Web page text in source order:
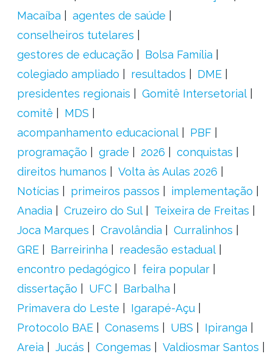
Macaíba
agentes de saúde
conselheiros tutelares
gestores de educação
Bolsa Família
colegiado ampliado
resultados
DME
presidentes regionais
Gomitê Intersetorial
comitê
MDS
acompanhamento educacional
PBF
programação
grade 2026
conquistas
direitos humanos
Volta às Aulas 2026
Notícias
primeiros passos
implementação
Anadia
Cruzeiro do Sul
Teixeira de Freitas
Joca Marques
Cravolândia
Curralinhos
GRE
Barreirinha
readesão estadual
encontro pedagógico
feira popular
dissertação
UFC
Barbalha
Primavera do Leste
Igarapé-Açu
Protocolo BAE
Conasems UBS
Ipiranga
Areia
Jucás Congemas
Valdiosmar Santos